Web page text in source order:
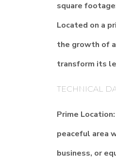
square
Located on a
the growth of
transform its
TECHNICAL
Prime
peaceful area
business, or